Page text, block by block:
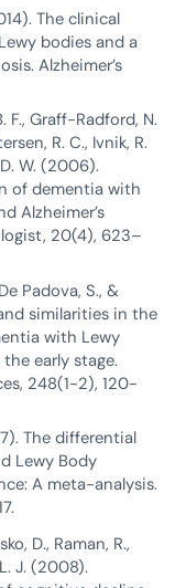
The clinical
bodies and a
Alzheimer’s
F., Graff-Radford, N.
R. C., Ivnik, R.
W. (2006).
of dementia with
Alzheimer’s
20(4), 623–
Padova, S., &
similarities in the
with Lewy
the early stage.
248(1-2), 120-
The differential
Lewy Body
A meta-analysis.
D., Raman, R.,
J. (2008).